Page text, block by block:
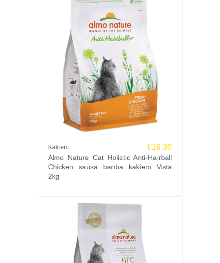
Vai šo var kombinēt ar mitro barību?
Jā, ieteicams kombinēt ar Almo Nature mitro barību,
lai nodrošinātu dabisku mitrināšanu un papildu
Pasūti Almo Nature Cat Holistic Urinary Help
Chicken 2kg jau šodien Zoopasaule.lv un
parūpējies par sava kaķa urīnceļu veselību ikdienā!
Kaķiem €16.90
Almo Nature Cat Holistic Anti-Hairball
Chicken sausā barība kaķiem Vista
2kg